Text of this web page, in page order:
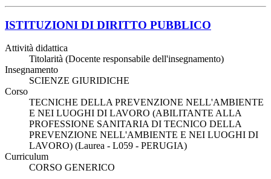
ISTITUZIONI DI DIRITTO PUBBLICO
Attività didattica
Titolarità (Docente responsabile dell'insegnamento)
Insegnamento
SCIENZE GIURIDICHE
Corso
TECNICHE DELLA PREVENZIONE NELL'AMBIENTE
E NEI LUOGHI DI LAVORO (ABILITANTE ALLA
PROFESSIONE SANITARIA DI TECNICO DELLA
PREVENZIONE NELL'AMBIENTE E NEI LUOGHI DI
LAVORO) (Laurea - L059 - PERUGIA)
Curriculum
CORSO GENERICO